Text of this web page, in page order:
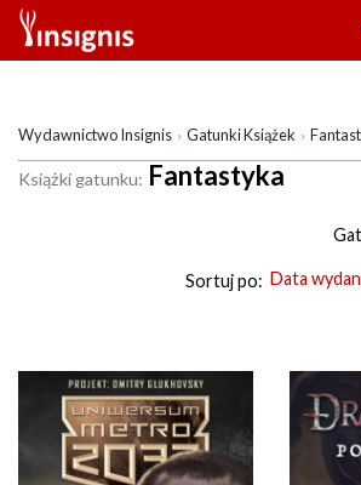
Wydawnictwo Insignis Gatunki Książek
Książki gatunku: Fantastyka
Sortuj po: Data